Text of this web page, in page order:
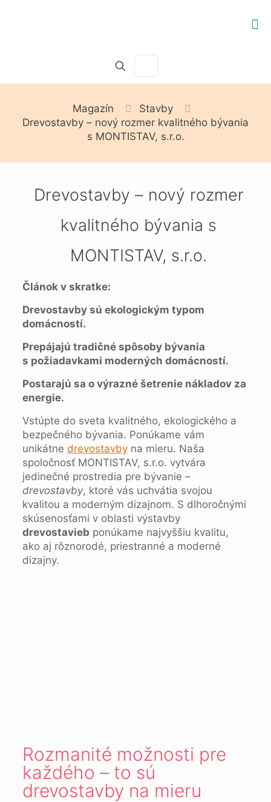
Magazín
Stavby
Drevostavby – nový rozmer kvalitného bývania
s MONTISTAV, s.r.o.
Drevostavby – nový rozmer
kvalitného bývania s
MONTISTAV, s.r.o.
Článok v skratke:
Drevostavby sú ekologickým typom
domácností.
Prepájajú tradičné spôsoby bývania
s požiadavkami moderných domácností.
Postarajú sa o výrazné šetrenie nákladov za
energie.
Vstúpte do sveta kvalitného, ekologického a
bezpečného bývania. Ponúkame vám
unikátne drevostavbyna mieru. Naša
spoločnosť MONTISTAV, s.r.o. vytvára
jedinečné prostredia pre bývanie –
drevostavby, ktoré vás uchvátia svojou
kvalitou a moderným dizajnom. S dlhoročnými
skúsenosťami v oblasti výstavby
drevostavieb ponúkame najvyššiu kvalitu,
ako aj rôznorodé, priestranné a moderné
dizajny.
Rozmanité možnosti pre
každého – to sú
drevostavby na mieru